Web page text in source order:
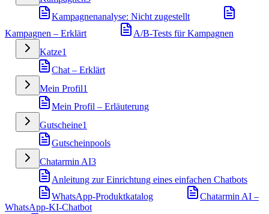
Kampagnenanalyse: Nicht zugestellt
Kampagnen – Erklärt
A/B-Tests für Kampagnen
Katze1
Chat – Erklärt
Mein Profil1
Mein Profil – Erläuterung
Gutscheine1
Gutscheinpools
Chatarmin AI3
Anleitung zur Einrichtung eines einfachen Chatbots
WhatsApp-Produktkatalog
Chatarmin AI –
WhatsApp-KI-Chatbot